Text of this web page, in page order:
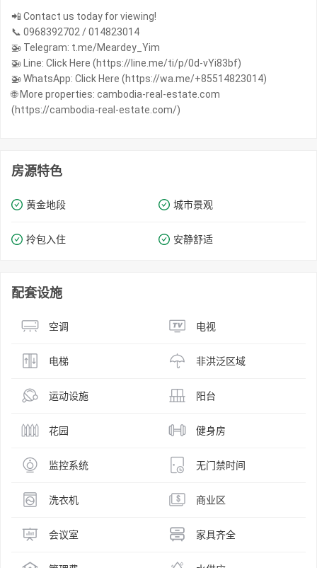
📲 Contact us today for viewing!
📞 0968392702 / 014823014
🚁 Telegram: t.me/Meardey_Yim
🚁 Line: Click Here (https://line.me/ti/p/0d-vYi83bf)
🚁 WhatsApp: Click Here (https://wa.me/+85514823014)
🌐 More properties: cambodia-real-estate.com
(https://cambodia-real-estate.com/)
房源特色
黄金地段 城市景观
拎包入住 安静舒适
配套设施
空调 电视
电梯 非洪泛区域
运动设施 阳台
花园 健身房
监控系统 无门禁时间
洗衣机 商业区
会议室 家具齐全